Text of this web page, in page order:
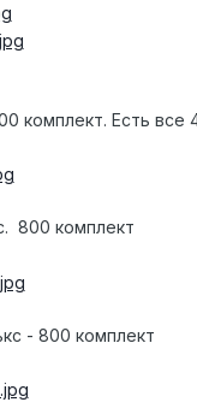
комплект. Есть все
800 комплект
- 800 комплект